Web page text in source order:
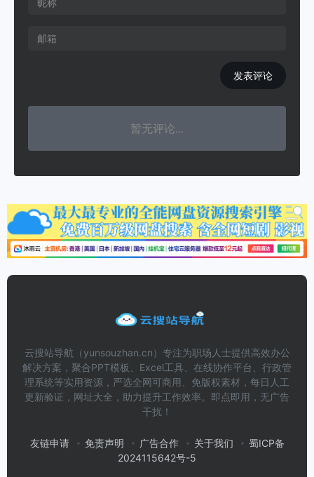
发表评论
暂无评论...
云搜站导航（yunsouzhan.cn）专注为职场人士提供高效办公
解决方案，聚合PPT模板、Excel工具、在线协作平台、行政管
理系统等实用资源，严选全网可商用、免版权素材，每日人工
更新验证，网址大全，助力提升工作效率。即点即用，无广告
干扰！
友链申请 免责声明 广告合作 关于我们
蜀ICP备
2024115642号-5